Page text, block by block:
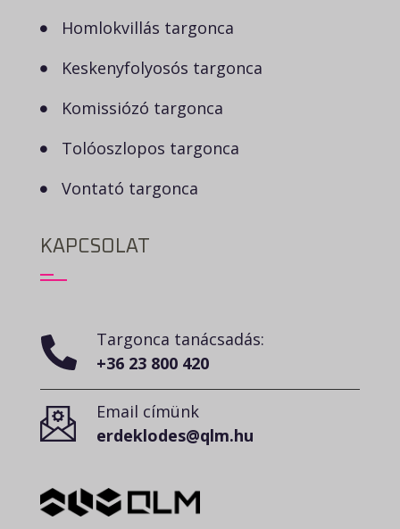
Homlokvillás targonca
Keskenyfolyosós targonca
Komissiózó targonca
Tolóoszlopos targonca
Vontató targonca
KAPCSOLAT
Targonca tanácsadás:
+36 23 800 420
Email címünk
erdeklodes@qlm.hu